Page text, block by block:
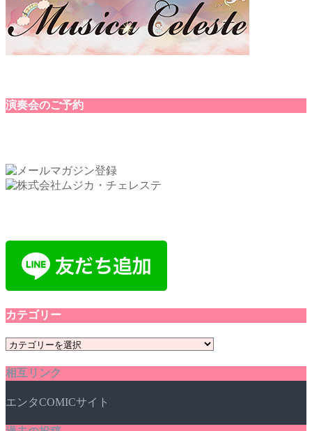
演奏会のご予約
カテゴリー
カ
ゴ
ー
相互リンク
エンタCOMICサイト